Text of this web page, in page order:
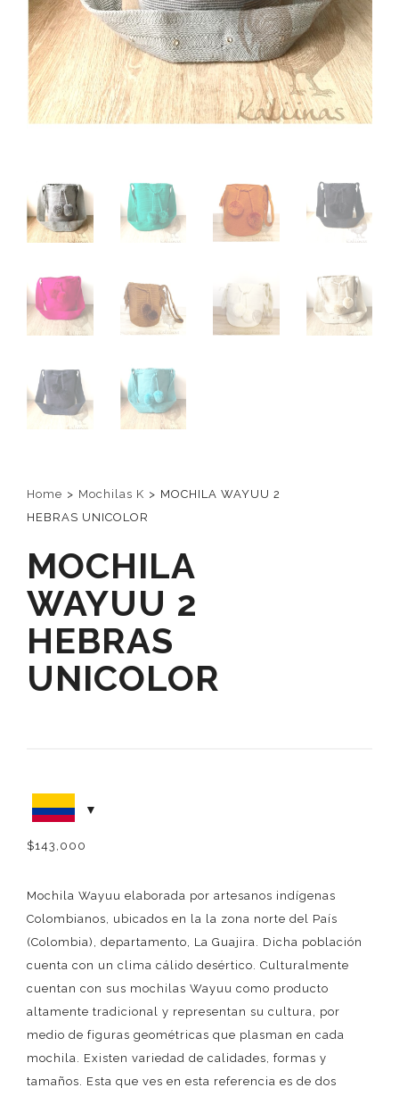
Home > Mochilas K > MOCHILA WAYUU 2
HEBRAS UNICOLOR
MOCHILA
WAYUU 2
HEBRAS
UNICOLOR
$143,000
Mochila Wayuu elaborada por artesanos indígenas
Colombianos, ubicados en la la zona norte del País
(Colombia), departamento, La Guajira. Dicha población
cuenta con un clima cálido desértico. Culturalmente
cuentan con sus mochilas Wayuu como producto
altamente tradicional y representan su cultura, por
medio de figuras geométricas que plasman en cada
mochila. Existen variedad de calidades, formas y
tamaños. Esta que ves en esta referencia es de dos